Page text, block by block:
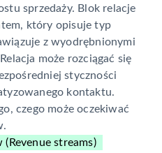
sprzedaży. Blok relacje
który opisuje typ
z wyodrębnionymi
może rozciągać się
styczności
kontaktu.
czego może oczekiwać
streams)